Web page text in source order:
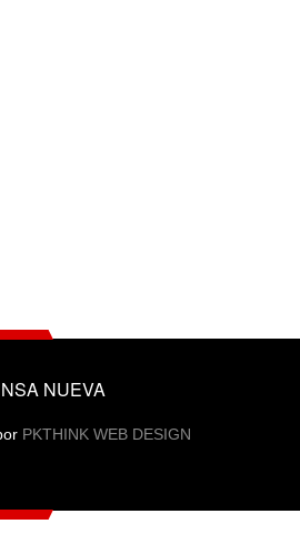
NUEVA
PKTHINK WEB DESIGN